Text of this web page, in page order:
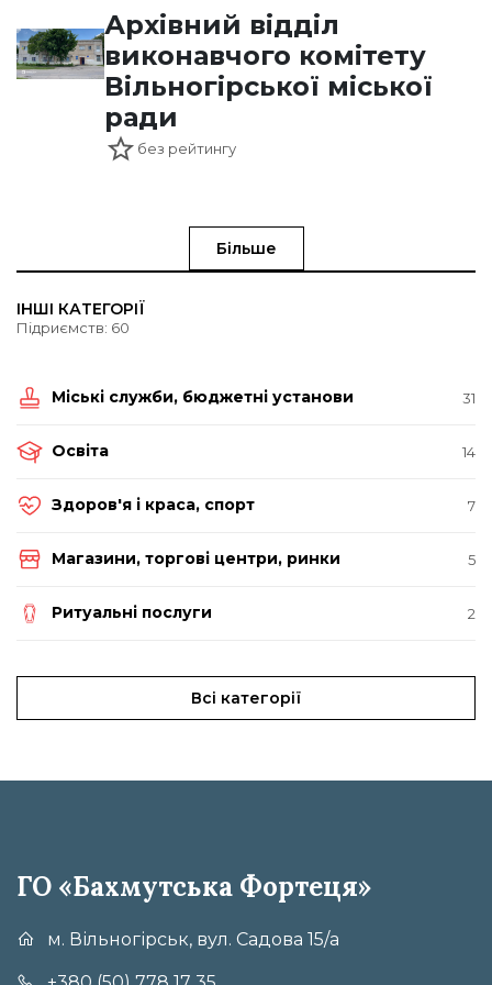
Архівний відділ
виконавчого комітету
Вільногірської міської
ради
без рейтингу
Більше
ІНШІ КАТЕГОРІЇ
Підриємств: 60
Міські служби, бюджетні установи 31
Освіта 14
Здоров'я і краса, спорт 7
Магазини, торгові центри, ринки 5
Ритуальні послуги 2
Всі категорії
ГО «Бахмутська Фортеця»
м. Вільногірськ, вул. Садова 15/а